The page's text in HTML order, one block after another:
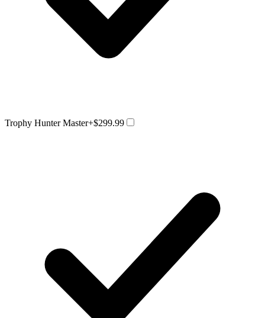
Trophy Hunter Master+$299.99